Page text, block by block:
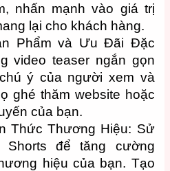
nhấn mạnh vào giá trị
lại cho khách hàng.
Phẩm và Ưu Đãi Đặc
video teaser ngắn gọn
ý của người xem và
ghé thăm website hoặc
của bạn.
Thức Thương Hiệu: Sử
Shorts để tăng cường
hiệu của bạn. Tạo